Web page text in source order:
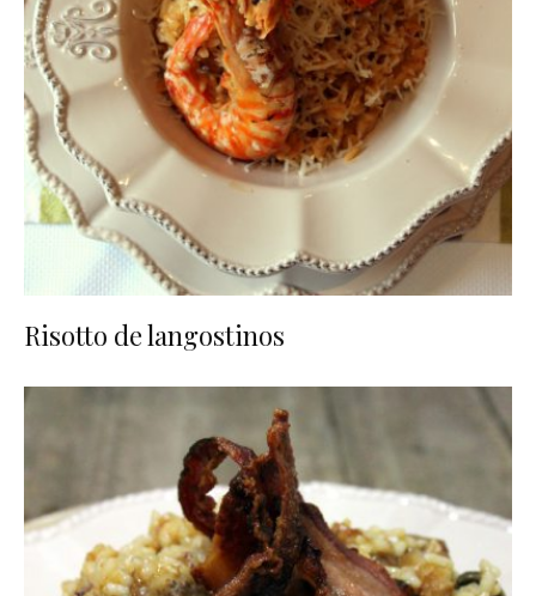
Risotto de langostinos